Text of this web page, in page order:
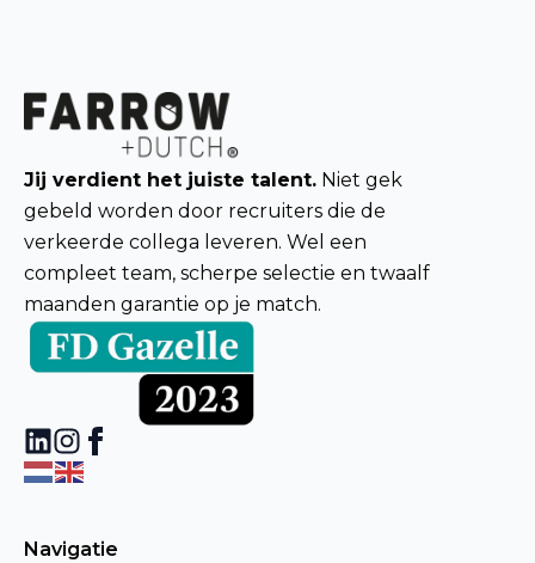
Jij verdient het juiste talent. Niet gek
gebeld worden door recruiters die de
verkeerde collega leveren. Wel een
compleet team, scherpe selectie en twaalf
maanden garantie op je match.
Navigatie